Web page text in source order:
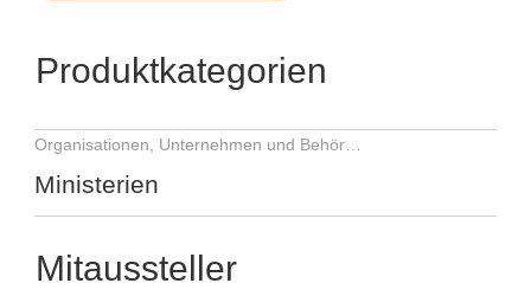
Produktkategorien
Ministerien
Mitaussteller